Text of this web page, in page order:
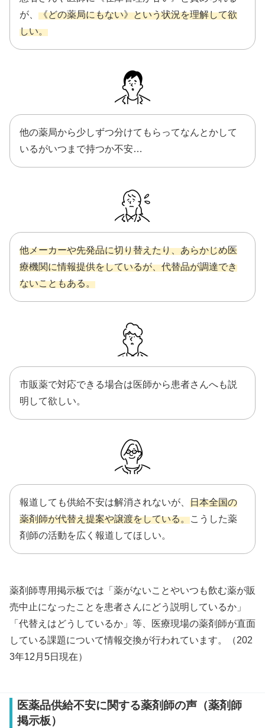
が、 《どの薬局にもない》という状況を理解して欲
しい。
他の薬局から少しずつ分けてもらってなんとかして
いるがいつまで持つか不安…
他メーカーや先発品に切り替えたり、あらかじめ医
療機関に情報提供をしているが、代替品が調達でき
ないこともある。
市販薬で対応できる場合は医師から患者さんへも説
明して欲しい。
報道しても供給不安は解消されないが、 日本全国の
薬剤師が代替え提案や譲渡をしている。こうした薬
剤師の活動を広く報道してほしい。
薬剤師専用掲示板では「薬がないことやいつも飲む薬が販
売中止になったことを患者さんにどう説明しているか」
「代替えはどうしているか」等、医療現場の薬剤師が直面
している課題について情報交換が行われています。（202
3年12月5日現在）
医薬品供給不安に関する薬剤師の声（薬剤師
掲示板）